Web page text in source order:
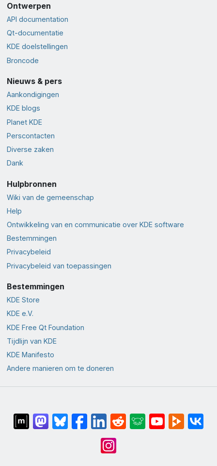
Ontwerpen
API documentation
Qt-documentatie
KDE doelstellingen
Broncode
Nieuws & pers
Aankondigingen
KDE blogs
Planet KDE
Perscontacten
Diverse zaken
Dank
Hulpbronnen
Wiki van de gemeenschap
Help
Ontwikkeling van en communicatie over KDE software
Bestemmingen
Privacybeleid
Privacybeleid van toepassingen
Bestemmingen
KDE Store
KDE e.V.
KDE Free Qt Foundation
Tijdlijn van KDE
KDE Manifesto
Andere manieren om te doneren